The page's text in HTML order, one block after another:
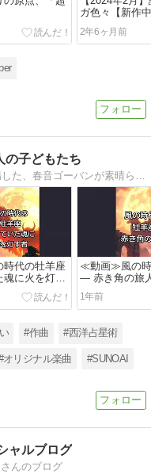
ガ色々【新作
2年6ヶ月前
の子どもたち
代の牡羊座
に火を灯す
≪動画≫風の時
― 赤き角の旅
1年前
#作曲 #西洋占星術
オリジナル楽曲 #SUNOAI
ャルブログ
んのブログ